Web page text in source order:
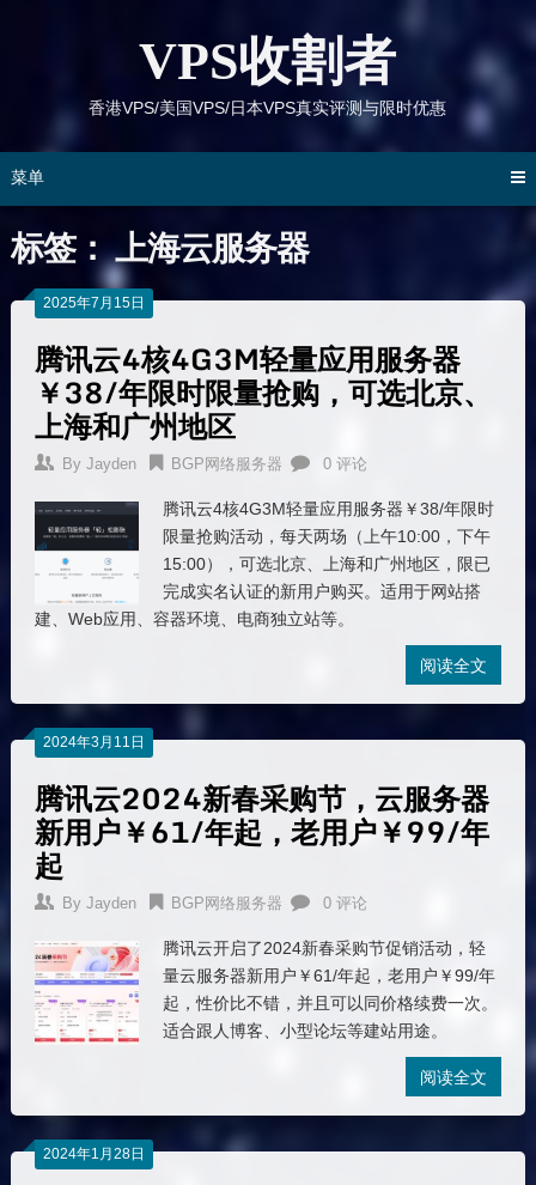
VPS收割者
香港VPS/美国VPS/日本VPS真实评测与限时优惠
菜单
标签：上海云服务器
2025年7月15日
腾讯云4核4G3M轻量应用服务器
￥38/年限时限量抢购，可选北京、
上海和广州地区
By Jayden BGP网络服务器 0 评论
腾讯云4核4G3M轻量应用服务器￥38/年限时
限量抢购活动，每天两场（上午10:00，下午
15:00），可选北京、上海和广州地区，限已
完成实名认证的新用户购买。适用于网站搭
建、Web应用、容器环境、电商独立站等。
阅读全文
2024年3月11日
腾讯云2024新春采购节，云服务器
新用户￥61/年起，老用户￥99/年
起
By Jayden BGP网络服务器 0 评论
腾讯云开启了2024新春采购节促销活动，轻
量云服务器新用户￥61/年起，老用户￥99/年
起，性价比不错，并且可以同价格续费一次。
适合跟人博客、小型论坛等建站用途。
阅读全文
2024年1月28日